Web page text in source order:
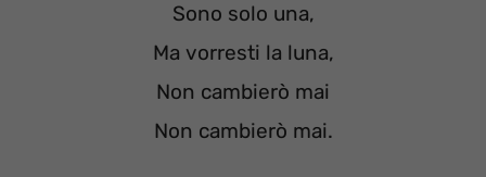
Sono solo una,
Ma vorresti la luna,
Non cambierò mai
Non cambierò mai.